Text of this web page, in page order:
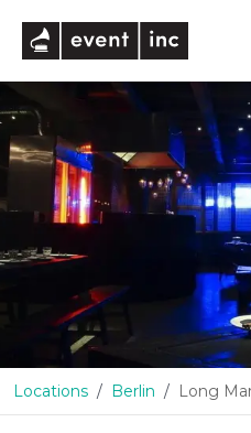
Locations Berlin Long